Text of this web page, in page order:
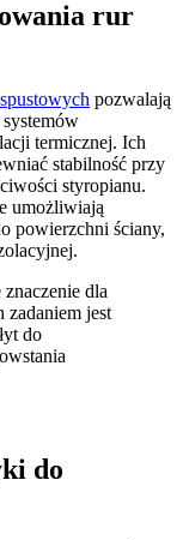
rur
pozwalają
termicznej. Ich
stabilność przy
styropianu.
umożliwiają
powierzchni ściany,
dla
zadaniem jest
do
do